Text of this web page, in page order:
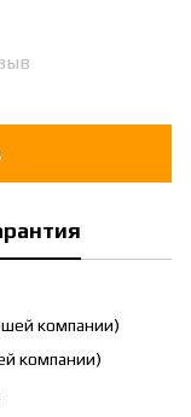
компании)
компании)